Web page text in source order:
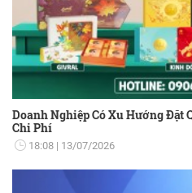
Doanh Nghiệp Có Xu Hướng Đặt
Chi Phí
18:08 13/07/2026